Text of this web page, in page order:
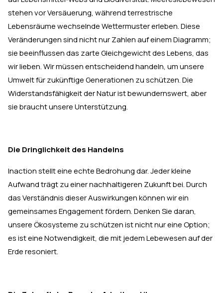
stehen vor Versäuerung, während terrestrische
Lebensräume wechselnde Wettermuster erleben. Diese
Veränderungen sind nicht nur Zahlen auf einem Diagramm;
sie beeinflussen das zarte Gleichgewicht des Lebens, das
wir lieben. Wir müssen entscheidend handeln, um unsere
Umwelt für zukünftige Generationen zu schützen. Die
Widerstandsfähigkeit der Natur ist bewundernswert, aber
sie braucht unsere Unterstützung.
Die Dringlichkeit des Handelns
Inaction stellt eine echte Bedrohung dar. Jeder kleine
Aufwand trägt zu einer nachhaltigeren Zukunft bei. Durch
das Verständnis dieser Auswirkungen können wir ein
gemeinsames Engagement fördern. Denken Sie daran,
unsere Ökosysteme zu schützen ist nicht nur eine Option;
es ist eine Notwendigkeit, die mit jedem Lebewesen auf der
Erde resoniert.